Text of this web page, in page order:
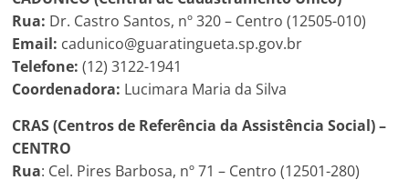
Rua: Dr. Castro Santos, nº 320 – Centro (12505-010)
Email: cadunico@guaratingueta.sp.gov.br
Telefone:(12) 3122-1941
Coordenadora: Lucimara Maria da Silva
CRAS (Centros de Referência da Assistência Social) –
CENTRO
Rua: Cel. Pires Barbosa, nº 71 – Centro (12501-280)